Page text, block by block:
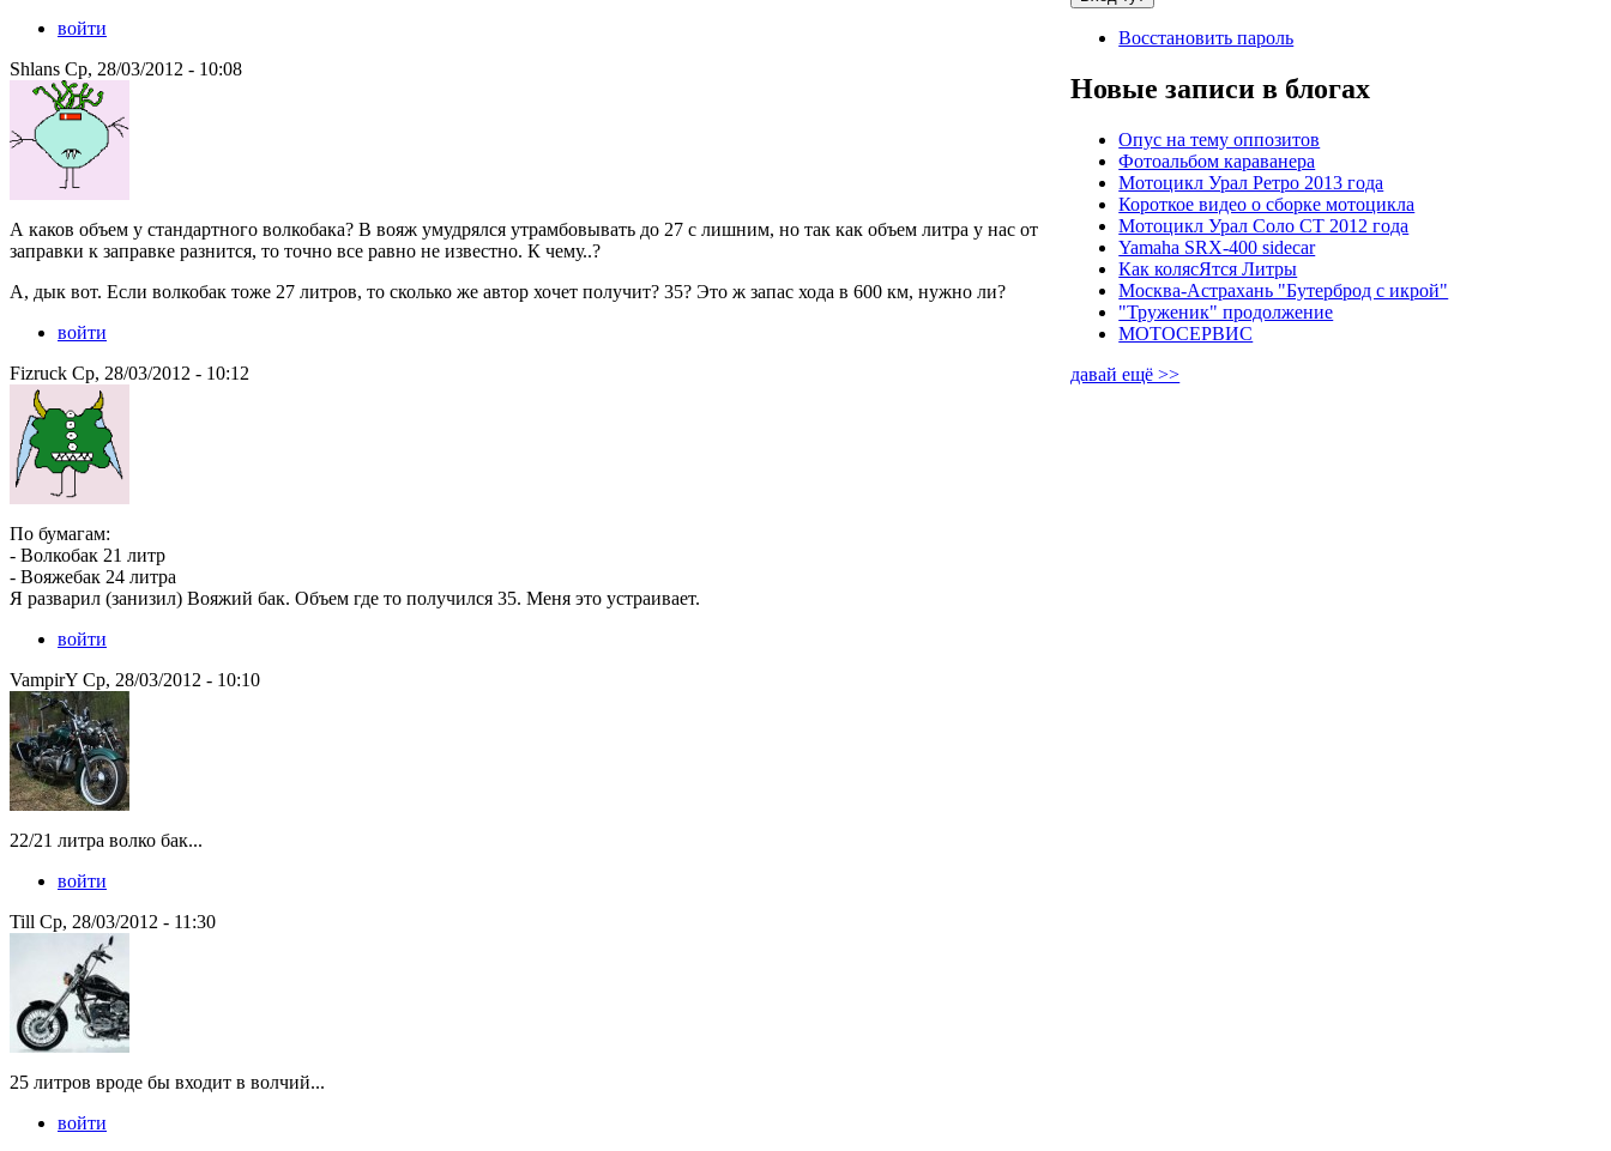
войти
Shlans Ср, 28/03/2012 - 10:08
А каков объем у стандартного волкобака? В вояж умудрялся утрамбовывать до 27 с лишним, но так как объем литра у нас от
заправки к заправке разнится, то точно все равно не известно. К чему..?
А, дык вот. Если волкобак тоже 27 литров, то сколько же автор хочет получит? 35? Это ж запас хода в 600 км, нужно ли?
войти
Fizruck Ср, 28/03/2012 - 10:12
По бумагам:
- Волкобак 21 литр
- Вояжебак 24 литра
Я разварил (занизил) Вояжий бак. Объем где то получился 35. Меня это устраивает.
войти
VampirY Ср, 28/03/2012 - 10:10
22/21 литра волко бак...
войти
Till Ср, 28/03/2012 - 11:30
25 литров вроде бы входит в волчий...
войти
Восстановить пароль
Новые записи в блогах
Опус на тему оппозитов
Фотоальбом караванера
Мотоцикл Урал Ретро 2013 года
Короткое видео о сборке мотоцикла
Мотоцикл Урал Соло СТ 2012 года
Yamaha SRX-400 sidecar
Как колясЯтся Литры
Москва-Астрахань "Бутерброд с икрой"
"Труженик" продолжение
МОТОСЕРВИС
давай ещё >>